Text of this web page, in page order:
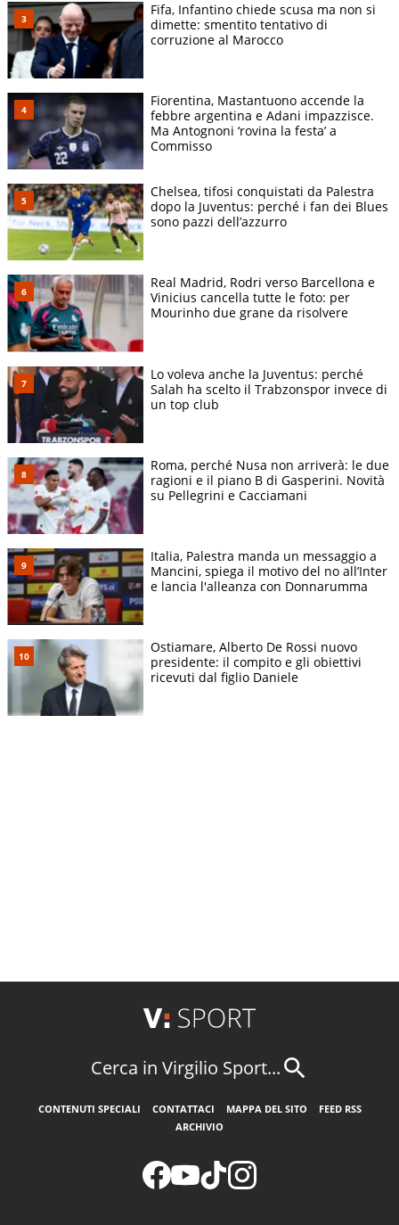
Fifa, Infantino chiede scusa ma non si
dimette: smentito tentativo di
corruzione al Marocco
Fiorentina, Mastantuono accende la
febbre argentina e Adani impazzisce.
Ma Antognoni ‘rovina la festa’ a
Commisso
Chelsea, tifosi conquistati da Palestra
dopo la Juventus: perché i fan dei Blues
sono pazzi dell’azzurro
Real Madrid, Rodri verso Barcellona e
Vinicius cancella tutte le foto: per
Mourinho due grane da risolvere
Lo voleva anche la Juventus: perché
Salah ha scelto il Trabzonspor invece di
un top club
Roma, perché Nusa non arriverà: le due
ragioni e il piano B di Gasperini. Novità
su Pellegrini e Cacciamani
Italia, Palestra manda un messaggio a
Mancini, spiega il motivo del no all’Inter
e lancia l'alleanza con Donnarumma
Ostiamare, Alberto De Rossi nuovo
presidente: il compito e gli obiettivi
ricevuti dal figlio Daniele
Cerca in Virgilio Sport...
CONTENUTI SPECIALI CONTATTACI MAPPA DEL SITO
FEED RSS
ARCHIVIO